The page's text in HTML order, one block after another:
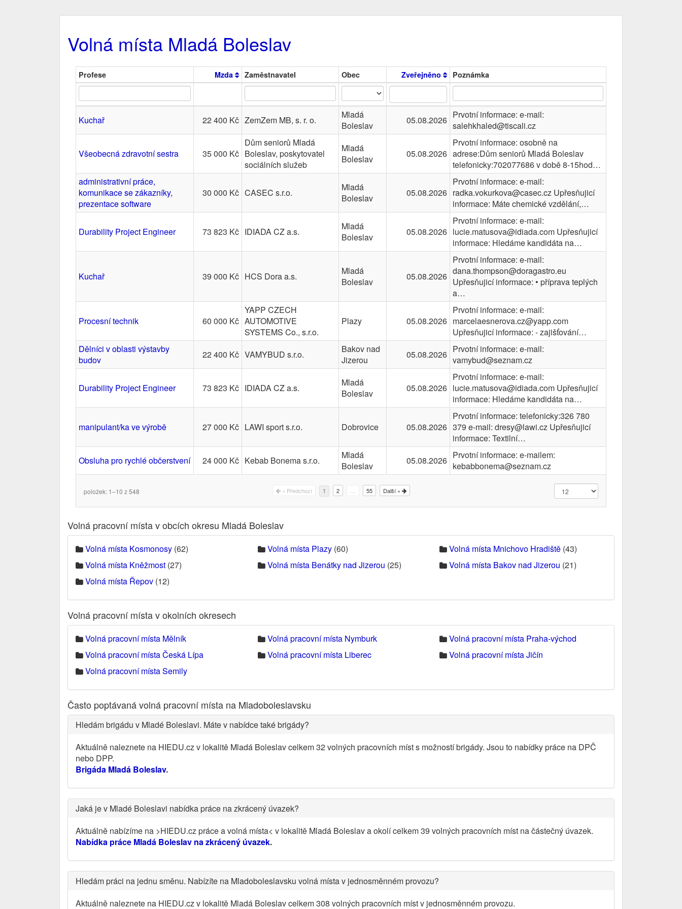
Volná místa Mladá Boleslav
Profese Mzda Zaměstnavatel Obec Zveřejněno Poznámka
Kuchař 22 400 Kč ZemZem MB, s. r. o.
Mladá
Boleslav
05.08.2026 Prvotní informace: e-mail:
salehkhaled@tiscali.cz
Všeobecná zdravotní sestra 35 000 Kč
Dům seniorů Mladá
Boleslav, poskytovatel
sociálních služeb
Mladá
Boleslav
05.08.2026
Prvotní informace: osobně na
adrese:Dům seniorů Mladá Boleslav
telefonicky:702077686 v době 8-15hod…
administrativní práce,
komunikace se zákazníky,
prezentace software
30 000 Kč CASEC s.r.o.
Mladá
Boleslav
05.08.2026
Prvotní informace: e-mail:
radka.vokurkova@casec.cz Upřesňujicí
informace: Máte chemické vzdělání,…
Durability Project Engineer 73 823 Kč IDIADA CZ a.s.
Mladá
Boleslav
05.08.2026
Prvotní informace: e-mail:
lucie.matusova@idiada.com Upřesňujicí
informace: Hledáme kandidáta na…
Kuchař 39 000 Kč HCS Dora a.s.
Mladá
Boleslav
05.08.2026
Prvotní informace: e-mail:
dana.thompson@doragastro.eu
Upřesňujicí informace: • příprava teplých
a…
Procesní technik 60 000 Kč
YAPP CZECH
AUTOMOTIVE
SYSTEMS Co., s.r.o.
Plazy 05.08.2026
Prvotní informace: e-mail:
marcelaesnerova.cz@yapp.com
Upřesňujicí informace: - zajišťování…
Dělníci v oblasti výstavby
budov
22 400 Kč VAMYBUD s.r.o.
Bakov nad
Jizerou
05.08.2026 Prvotní informace: e-mail:
vamybud@seznam.cz
Durability Project Engineer 73 823 Kč IDIADA CZ a.s.
Mladá
Boleslav
05.08.2026
Prvotní informace: e-mail:
lucie.matusova@idiada.com Upřesňujicí
informace: Hledáme kandidáta na…
manipulant/ka ve výrobě 27 000 Kč LAWI sport s.r.o. Dobrovice 05.08.2026
Prvotní informace: telefonicky:326 780
379 e-mail: dresy@lawi.cz Upřesňujicí
informace: Textilní…
Obsluha pro rychlé občerstvení
24 000 Kč Kebab Bonema s.r.o.
Mladá
Boleslav
05.08.2026 Prvotní informace: e-mailem:
kebabbonema@seznam.cz
položek: 1–10 z 548 « Předchozí 1 2 55 Další »
Volná pracovní místa v obcích okresu Mladá Boleslav
Volná místa Kosmonosy (62) Volná místa Plazy(60) Volná místa Mnichovo Hradiště (43)
Volná místa Kněžmost (27) Volná místa Benátky nad Jizerou (25) Volná místa Bakov nad Jizerou (21)
Volná místa Řepov (12)
Volná pracovní místa v okolních okresech
Volná pracovní místa Mělník Volná pracovní místa Nymburk
Volná pracovní místa Praha-východ
Volná pracovní místa Česká Lípa
Volná pracovní místa Liberec
Volná pracovní místa Jičín
Volná pracovní místa Semily
Často poptávaná volná pracovní místa na Mladoboleslavsku
Hledám brigádu v Mladé Boleslavi. Máte v nabídce také brigády?
Aktuálně naleznete na HIEDU.cz v lokalitě Mladá Boleslav celkem 32 volných pracovních míst s možností brigády. Jsou to nabídky práce na DPČ
nebo DPP.
Brigáda Mladá Boleslav.
Jaká je v Mladé Boleslavi nabídka práce na zkrácený úvazek?
Aktuálně nabízíme na >HIEDU.cz práce a volná místa< v lokalitě Mladá Boleslav a okolí celkem 39 volných pracovních míst na částečný úvazek.
Nabídka práce Mladá Boleslav na zkrácený úvazek.
Hledám práci na jednu směnu. Nabízíte na Mladoboleslavsku volná místa v jednosměnném provozu?
Aktuálně naleznete na HIEDU.cz v lokalitě Mladá Boleslav celkem 308 volných pracovních míst v jednosměnném provozu.